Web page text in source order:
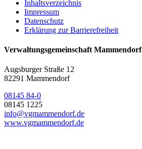
Inhaltsverzeichnis
Impressum
Datenschutz
Erklärung zur Barrierefreiheit
Verwaltungsgemeinschaft Mammendorf
Augsburger Straße 12
82291 Mammendorf
08145 84-0
08145 1225
info@vgmammendorf.de
www.vgmammendorf.de